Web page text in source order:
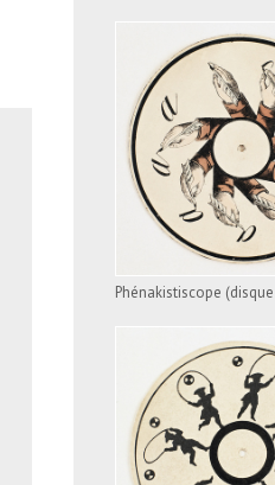
(DISQUE DE)
Phénakistiscope
(DISQUE DE)